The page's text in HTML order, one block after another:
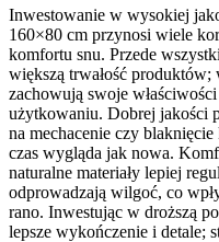
Inwestowanie w wysokiej
160×80 cm przynosi wiele
komfortu snu. Przede
większą trwałość produktów;
zachowują swoje
użytkowaniu. Dobrej jakości
na mechacenie czy
czas wygląda jak nowa.
naturalne materiały lepiej
odprowadzają wilgoć, co
rano. Inwestując w droższą
lepsze wykończenie i detale;